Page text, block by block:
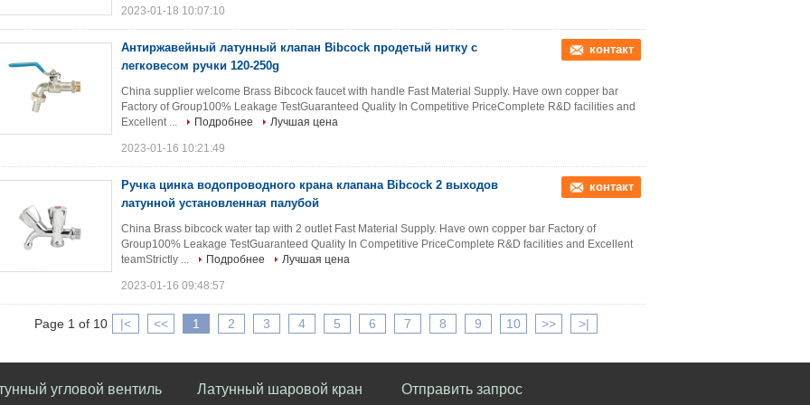
2023-01-18 10:07:10
Антиржавейный латунный клапан Bibcock продетый нитку с
легковесом ручки 120-250g
контакт
China supplier welcome Brass Bibcock faucet with handle Fast Material Supply. Have own copper bar
Factory of Group100% Leakage TestGuaranteed Quality In Competitive PriceComplete R&D facilities and
Excellent ...
Подробнее Лучшая цена
2023-01-16 10:21:49
Ручка цинка водопроводного крана клапана Bibcock 2 выходов
латунной установленная палубой
контакт
China Brass bibcock water tap with 2 outlet Fast Material Supply. Have own copper bar Factory of
Group100% Leakage TestGuaranteed Quality In Competitive PriceComplete R&D facilities and Excellent
teamStrictly ...
Подробнее Лучшая цена
2023-01-16 09:48:57
Page 1 of 10 |< << 1 2 3 4 5 6 7 8 9 10 >> >|
угловой вентиль Латунный шаровой кран Отправить запрос